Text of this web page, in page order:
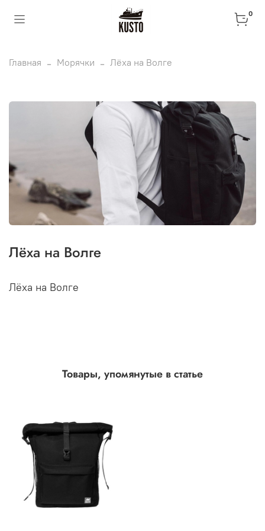
0
Главная Морячки Лёха на Волге
Лёха на Волге
Лёха на Волге
Товары, упомянутые в статье